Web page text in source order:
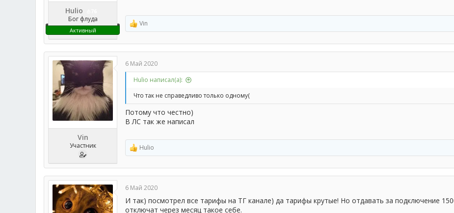
Hulio
Бог флуда
Активный
Р
е
а
к
и
и
Vin
Vin
Участник
6 Май 2020
Hulio написал(а):
Что так не справедливо только одному(
Потому что честно)
В ЛС так же написал
Р
е
а
к
и
и
:
Hulio
6 Май 2020
И так) посмотрел все тарифы на ТГ канале) да тарифы крутые! Но отдавать за подключение
отключат через месяц такое себе.